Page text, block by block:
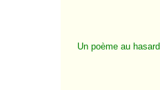
Un poème au hasard